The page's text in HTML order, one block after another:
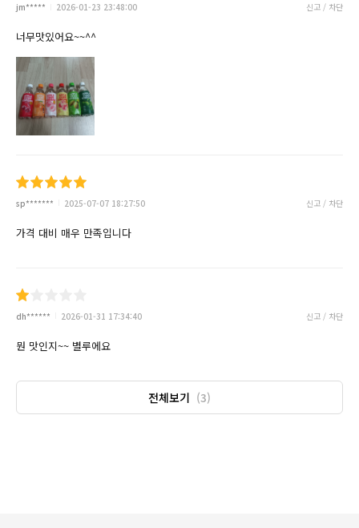
jm***** 2026-01-23 23:48:00 신고 / 차단
너무맛있어요~~^^
sp******* 2025-07-07 18:27:50 신고 / 차단
가격 대비 매우 만족입니다
dh****** 2026-01-31 17:34:40 신고 / 차단
뭔 맛인지~~ 별루에요
전체보기 (3)